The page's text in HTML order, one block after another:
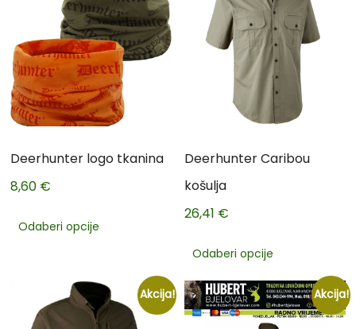
Deerhunter logo tkanina
8,60 €
Odaberi opcije
Deerhunter Caribou
košulja
26,41 €
Odaberi opcije
Akcija! Akcija!